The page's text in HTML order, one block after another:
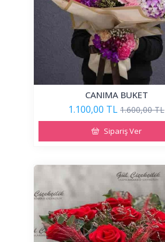
CANIMA BUKET
1.100,00 TL 1.600,00 TL
Sipariş Ver